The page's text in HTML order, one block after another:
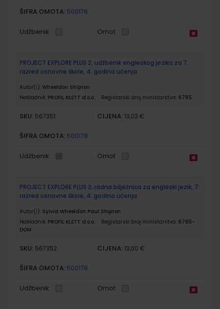
ŠIFRA OMOTA: 500176
Udžbenik Omot
PROJECT EXPLORE PLUS 2; udžbenik engleskog jezika za 7.
razred osnovne škole, 4. godina učenja
Autor(i): Wheeldon Shipton
Nakladnik: PROFIL KLETT d.o.o. Registarski broj ministarstva: 6785
SKU: 567351 CIJENA: 13,03 €
ŠIFRA OMOTA: 500178
Udžbenik Omot
PROJECT EXPLORE PLUS 2; radna bilježnica za engleski jezik, 7.
razred osnovne škole, 4. godina učenja
Autor(i): Sylvia Wheeldon Paul Shipton
Nakladnik: PROFIL KLETT d.o.o. Registarski broj ministarstva: 6785-
DOM
SKU: 567352 CIJENA: 13,00 €
ŠIFRA OMOTA: 500178
Udžbenik Omot